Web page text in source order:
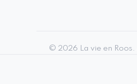
© 2026 La vie en Roos.